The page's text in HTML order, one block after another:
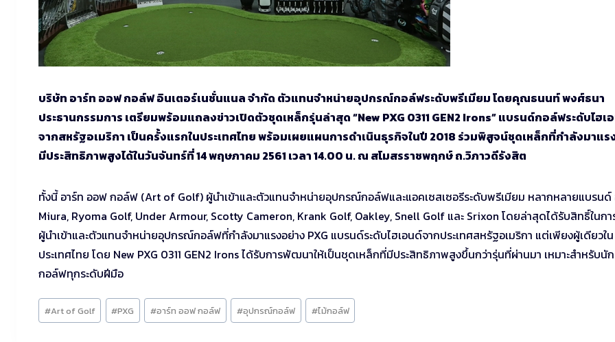
บริษัท อาร์ท ออฟ กอล์ฟ อินเตอร์เนชั่นแนล จำกัด ตัวแทนจำหน่ายอุปกรณ์กอล์ฟระดับพรีเมียม โดยคุณธนนท์ พงศ์ธนา
ประธานกรรมการ เตรียมพร้อมแถลงข่าวเปิดตัวชุดเหล็กรุ่นล่าสุด “New PXG 0311 GEN2 Irons” แบรนด์กอล์ฟระดับไฮเ
จากสหรัฐอเมริกา เป็นครั้งแรกในประเทศไทย พร้อมเผยแผนการดำเนินธุรกิจในปี 2018 ร่วมพิสูจน์ชุดเหล็กที่กำลังมาแร
มีประสิทธิภาพสูงได้ในวันจันทร์ที่ 14 พฤษภาคม 2561 เวลา 14.00 น. ณ สโมสรราชพฤกษ์ ถ.วิภาวดีรังสิต
ทั้งนี้ อาร์ท ออฟ กอล์ฟ (Art of Golf) ผู้นำเข้าและตัวแทนจำหน่ายอุปกรณ์กอล์ฟและแอคเซสเซอรีระดับพรีเมียม หลากหลายแบรนด์
Miura, Ryoma Golf, Under Armour, Scotty Cameron, Krank Golf, Oakley, Snell Golf และ Srixon โดยล่าสุดได้รับสิทธิ์ในกา
ผู้นำเข้าและตัวแทนจำหน่ายอุปกรณ์กอล์ฟที่กำลังมาแรงอย่าง PXG แบรนด์ระดับไฮเอนด์จากประเทศสหรัฐอเมริกา แต่เพียงผู้เดียวใน
ประเทศไทย โดย New PXG 0311 GEN2 Irons ได้รับการพัฒนาให้เป็นชุดเหล็กที่มีประสิทธิภาพสูงขึ้นกว่ารุ่นที่ผ่านมา เหมาะสำหรับนัก
กอล์ฟทุกระดับฝีมือ
Post
Tags:
#Art of Golf #PXG #อาร์ท ออฟ กอล์ฟ #อุปกรณ์กอล์ฟ #ไม้กอล์ฟ